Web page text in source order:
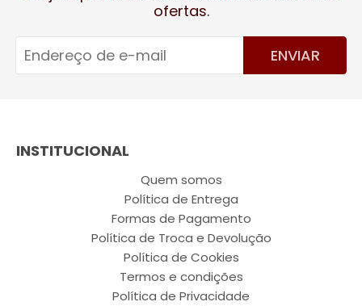
ofertas.
ENVIAR
INSTITUCIONAL
Quem somos
Política de Entrega
Formas de Pagamento
Política de Troca e Devolução
Política de Cookies
Termos e condições
Política de Privacidade